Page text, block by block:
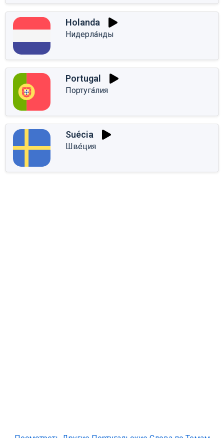
Holanda
Нидерла́нды
Portugal
Португа́лия
Suécia
Шве́ция